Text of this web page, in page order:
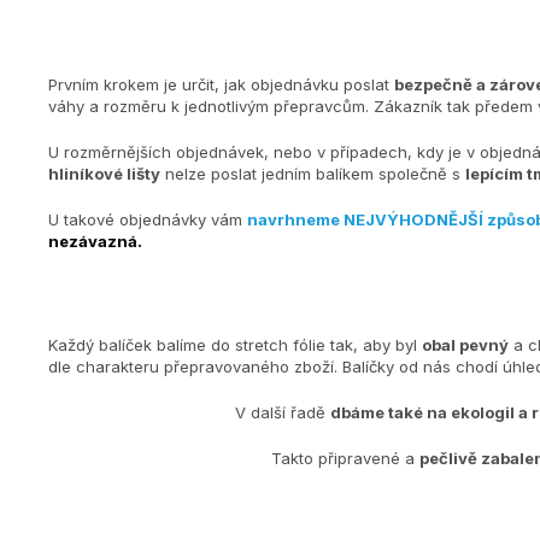
Prvním krokem je určit, jak objednávku poslat bezpečně a
váhy a rozměru k jednotlivým přepravcům. Zákazník tak
U rozměrnějších objednávek, nebo v případech, kdy je v
hliníkové lišty nelze poslat jedním balíkem společně s lepícím
U takové objednávky vám navrhneme NEJVÝHODNĚJŠÍ
nezávazná.
Každý balíček balíme do stretch fólie tak, aby byl obal pevný a
dle charakteru přepravovaného zboží. Balíčky od nás chodí
V další řadě dbáme také na ekologiI a
Takto připravené a pečlivě